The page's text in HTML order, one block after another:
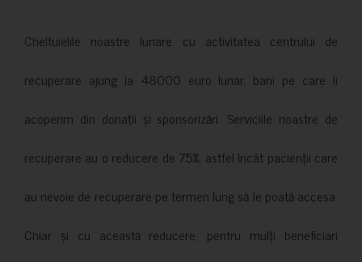
Cheltuielile noastre lunare cu activitatea centrului de
recuperare ajung la 48000 euro lunar, bani pe care îi
acoperim din donații și sponsorizări. Serviciile noastre de
recuperare au o reducere de 75%, astfel încât pacienții care
au nevoie de recuperare pe termen lung să le poată accesa.
Chiar și cu această reducere, pentru mulți beneficiari